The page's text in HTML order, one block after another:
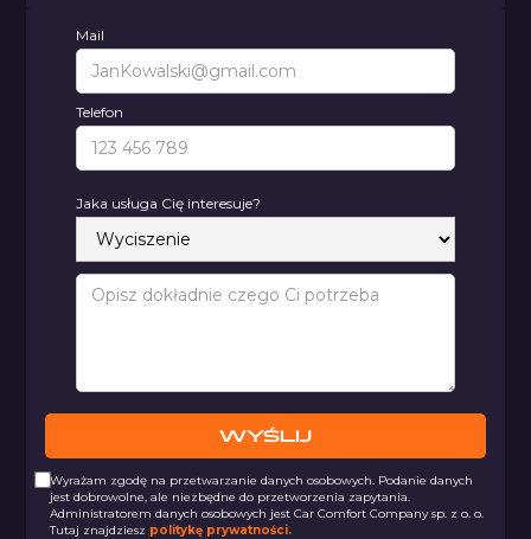
Mail
Telefon
Jaka usługa Cię interesuje?
Wyrażam zgodę na przetwarzanie danych osobowych. Podanie danych
jest dobrowolne, ale niezbędne do przetworzenia zapytania.
Administratorem danych osobowych jest Car Comfort Company sp. z o. o.
Tutaj znajdziesz politykę prywatności.